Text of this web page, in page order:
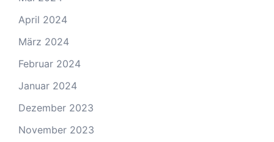
April 2024
März 2024
Februar 2024
Januar 2024
Dezember 2023
November 2023